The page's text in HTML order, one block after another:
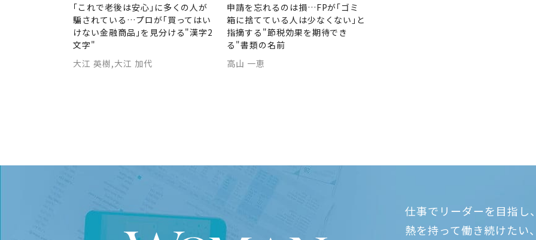
｢これで老後は安心｣に多くの人が
騙されている…プロが｢買ってはい
けない金融商品｣を見分ける"漢字2
文字"
大江 英樹,大江 加代
申請を忘れるのは損…FPが｢ゴミ
箱に捨てている人は少なくない｣と
指摘する"節税効果を期待でき
る"書類の名前
高山 一恵
仕事でリーダーを目指し
熱を持って働き続けたい